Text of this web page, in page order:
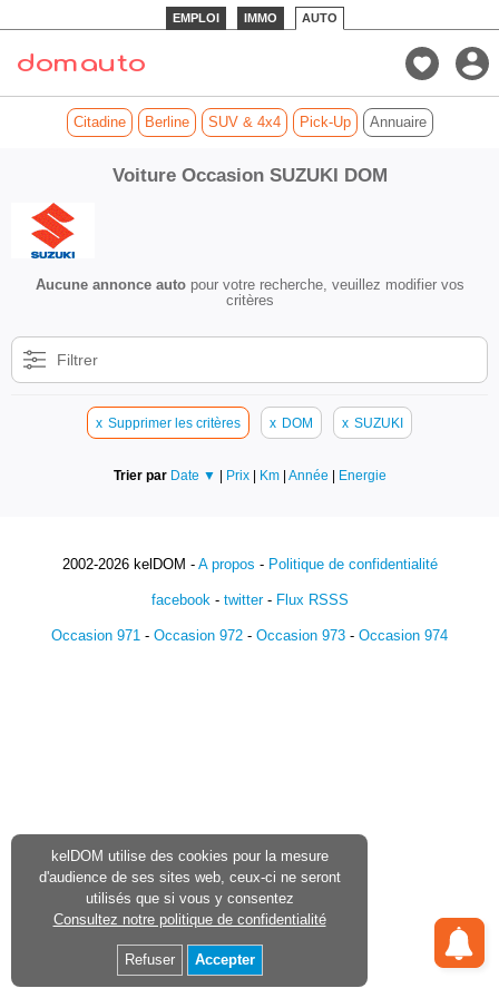
EMPLOI IMMO AUTO
Citadine Berline SUV & 4x4 Pick-Up Annuaire
Voiture Occasion SUZUKI DOM
Aucune annonce autopour votre recherche, veuillez modifier vos
critères
Filtrer
x Supprimer les critères x DOM x SUZUKI
Trier par Date ▼ | Prix | Km | Année | Energie
2002-2026 kelDOM - A propos - Politique de confidentialité
facebook- twitter- Flux RSSS
Occasion 971 - Occasion 972 - Occasion 973 - Occasion 974
kelDOM utilise des cookies pour la mesure
d'audience de ses sites web, ceux-ci ne seront
utilisés que si vous y consentez
Consultez notre politique de confidentialité
Refuser Accepter